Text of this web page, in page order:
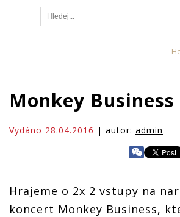
Monkey Business
Vydáno 28.04.2016 | autor: admin
Hrajeme o 2x 2 vstupy na
koncert Monkey Business,